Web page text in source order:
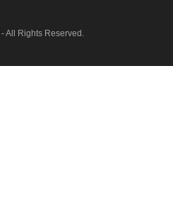
- All Rights Reserved.